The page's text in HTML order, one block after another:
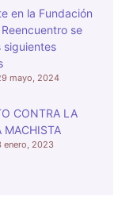
en la Fundación
se
siguientes
mayo, 2024
CONTRA LA
MACHISTA
enero, 2023